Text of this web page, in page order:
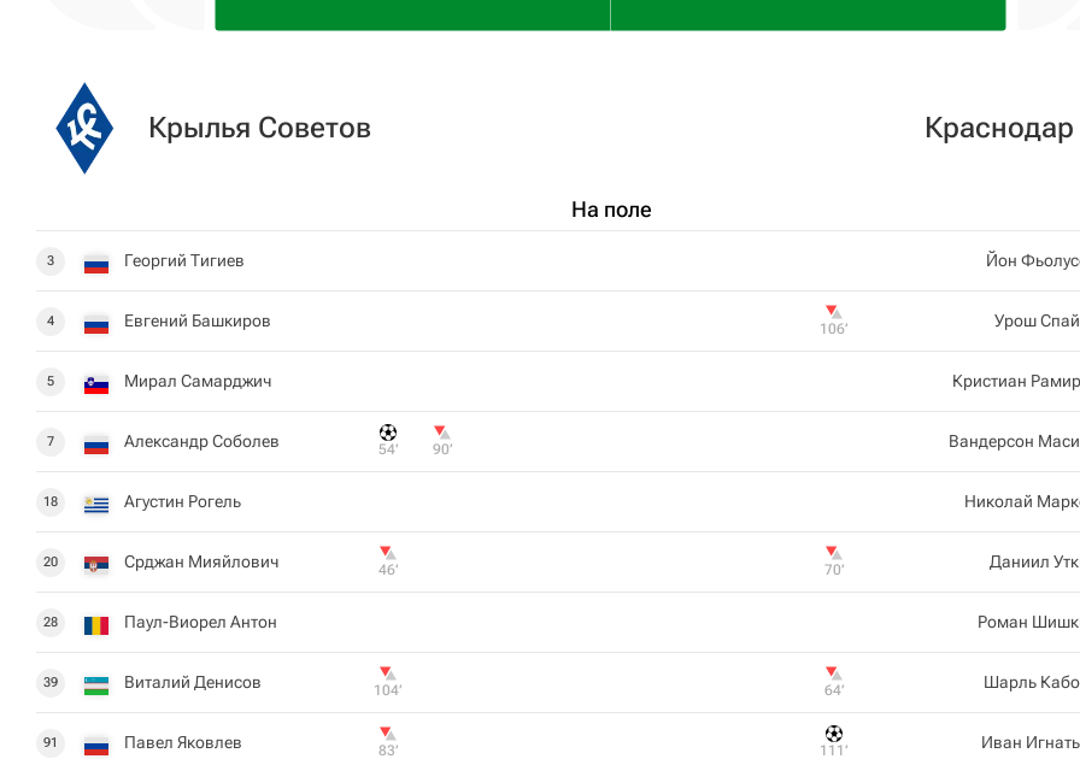
Крылья Советов
На поле
3 Георгий Тигиев
4 Евгений Башкиров
5 Мирал Самарджич
7 Александр Соболев 54‎’‎ 90‎’‎
18 Агустин Рогель
20 Срджан Мияйлович 46‎’‎
28 Паул-Виорел Антон
39 Виталий Денисов 104‎’‎
91 Павел Яковлев 83‎’‎
Краснодар
Йон
Урош
106‎’‎
Кристиан
Вандерсон
Николай
Даниил
70‎’‎
Роман
Шарль
64‎’‎
Иван
111‎’‎